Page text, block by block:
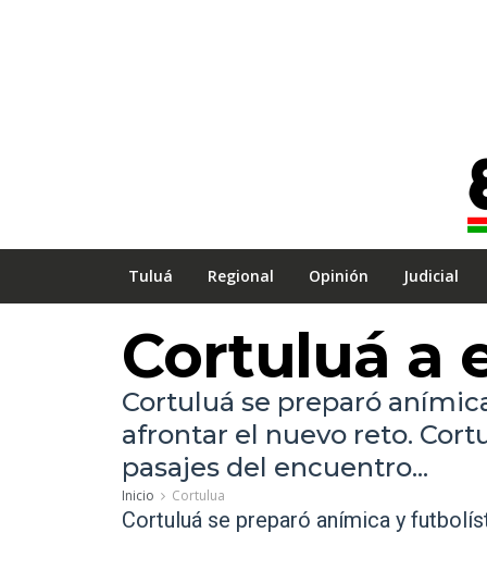
Tuluá Regional Opinión Judicial
Cortuluá a
Cortuluá se preparó
afrontar el nuevo reto.
pasajes del encuentro...
Inicio Cortulua
Cortuluá se preparó anímica y